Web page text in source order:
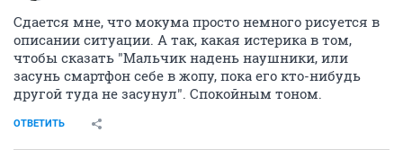
Сдается мне, что мокума просто немного рисуется в
описании ситуации. А так, какая истерика в том,
чтобы сказать "Мальчик надень наушники, или
засунь смартфон себе в жопу, пока его кто-нибудь
другой туда не засунул". Спокойным тоном.
ОТВЕТИТЬ